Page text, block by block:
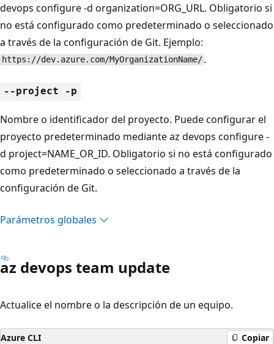
devops configure -d organization=ORG_URL. Obligatorio si
no está configurado como predeterminado o seleccionado
a través de la configuración de Git. Ejemplo:
https://dev.azure.com/MyOrganizationName/ .
--project -p
Nombre o identificador del proyecto. Puede configurar el
proyecto predeterminado mediante az devops configure -
d project=NAME_OR_ID. Obligatorio si no está configurado
como predeterminado o seleccionado a través de la
configuración de Git.
Parámetros globales
az devops team update
Actualice el nombre o la descripción de un equipo.
Azure CLI Copiar